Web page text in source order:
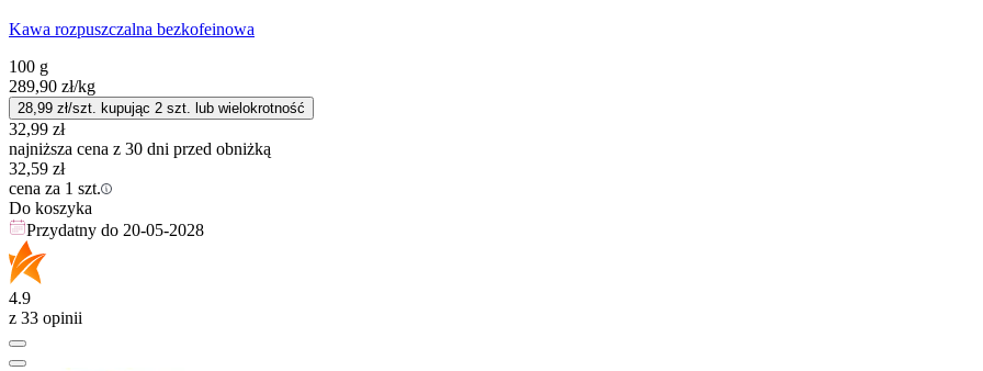
Kawa rozpuszczalna bezkofeinowa
100 g
289,90 zł/kg
28,99 zł/szt. kupując 2 szt. lub wielokrotność
32,99 zł
najniższa cena z 30 dni przed obniżką
32,59 zł
cena za 1 szt.
Do koszyka
Przydatny do 20-05-2028
4.9
z 33 opinii